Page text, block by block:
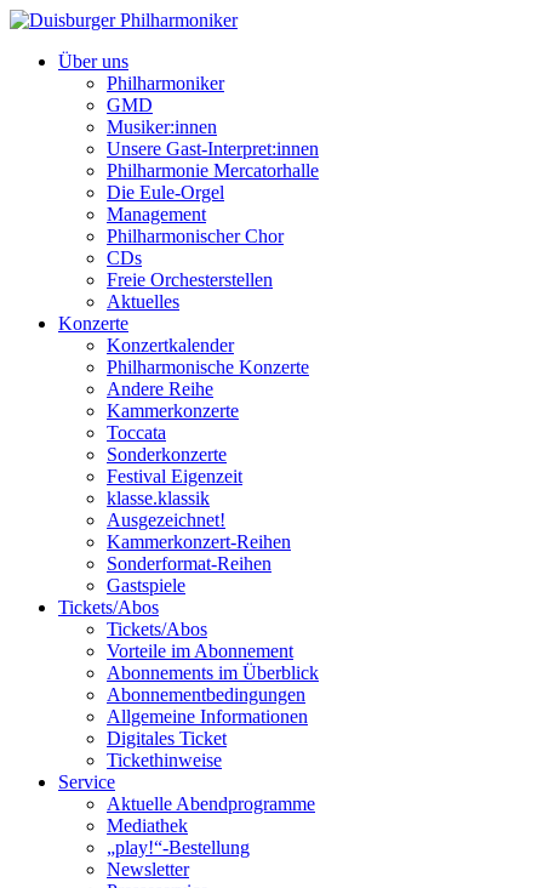
Über uns
Philharmoniker
GMD
Musiker:innen
Unsere Gast-Interpret:innen
Philharmonie Mercatorhalle
Die Eule-Orgel
Management
Philharmonischer Chor
CDs
Freie Orchesterstellen
Aktuelles
Konzerte
Konzertkalender
Philharmonische Konzerte
Andere Reihe
Kammerkonzerte
Toccata
Sonderkonzerte
Festival Eigenzeit
klasse.klassik
Ausgezeichnet!
Kammerkonzert-Reihen
Sonderformat-Reihen
Gastspiele
Tickets/Abos
Tickets/Abos
Vorteile im Abonnement
Abonnements im Überblick
Abonnement­bedingungen
Allgemeine Informationen
Digitales Ticket
Ticket­hinweise
Service
Aktuelle Abendprogramme
Mediathek
„play!“-Bestellung
Newsletter